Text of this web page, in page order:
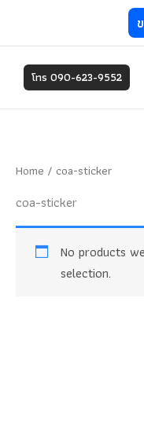
content
โทร 090-623-9552
Home / coa-sticker
coa-sticker
No products
selection.